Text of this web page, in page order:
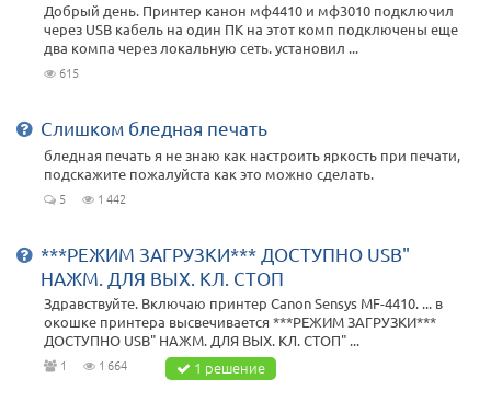
Добрый день. Принтер канон мф4410 и мф3010 подключил
через USB кабель на один ПК на этот комп подключены еще
два компа через локальную сеть. установил ...
615
Слишком бледная печать
бледная печать я не знаю как настроить яркость при печати,
подскажите пожалуйста как это можно сделать.
5 1 442
***РЕЖИМ ЗАГРУЗКИ*** ДОСТУПНО USB"
НАЖМ. ДЛЯ ВЫХ. КЛ. СТОП
Здравствуйте. Включаю принтер Canon Sensys MF-4410. ... в
окошке принтера высвечивается ***РЕЖИМ ЗАГРУЗКИ***
ДОСТУПНО USB" НАЖМ. ДЛЯ ВЫХ. КЛ. СТОП" ...
1 1 664 1 решение